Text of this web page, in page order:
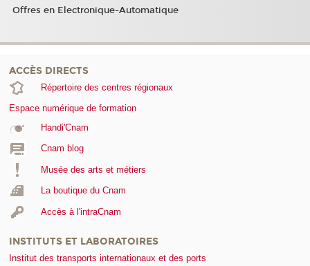
Offres en Electronique-Automatique
ACCÈS DIRECTS
Répertoire des centres régionaux
Espace numérique de formation
Handi'Cnam
Cnam blog
Musée des arts et métiers
La boutique du Cnam
Accès à l'intraCnam
INSTITUTS ET LABORATOIRES
Institut des transports internationaux et des ports